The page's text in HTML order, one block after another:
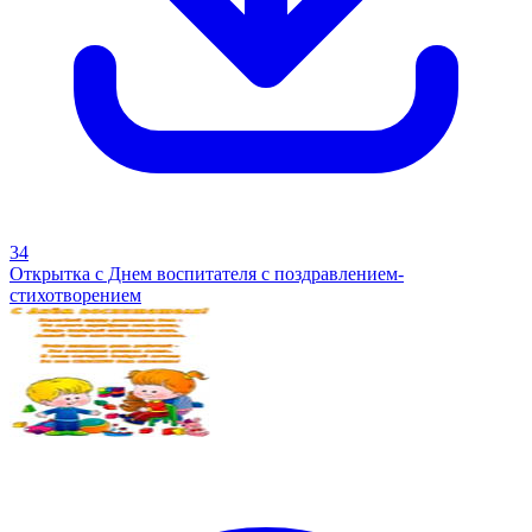
34
Открытка с Днем воспитателя с поздравлением-
стихотворением